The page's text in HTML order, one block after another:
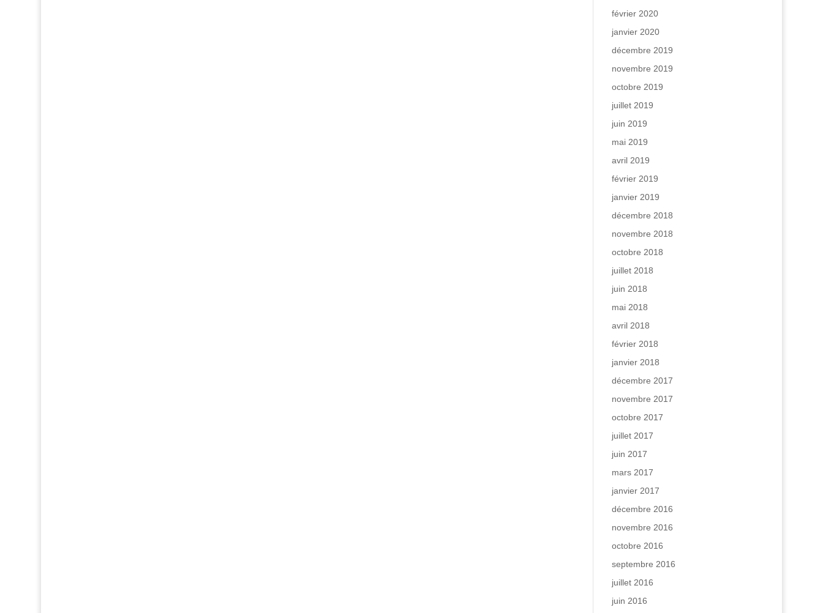
février 2020
janvier 2020
décembre 2019
novembre 2019
octobre 2019
juillet 2019
juin 2019
mai 2019
avril 2019
février 2019
janvier 2019
décembre 2018
novembre 2018
octobre 2018
juillet 2018
juin 2018
mai 2018
avril 2018
février 2018
janvier 2018
décembre 2017
novembre 2017
octobre 2017
juillet 2017
juin 2017
mars 2017
janvier 2017
décembre 2016
novembre 2016
octobre 2016
septembre 2016
juillet 2016
juin 2016